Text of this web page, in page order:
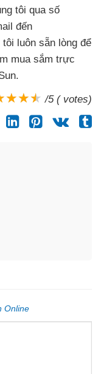
tôi qua số
đến
tôi luôn sẵn lòng để
mua sắm trực
/5 ( votes)
Online